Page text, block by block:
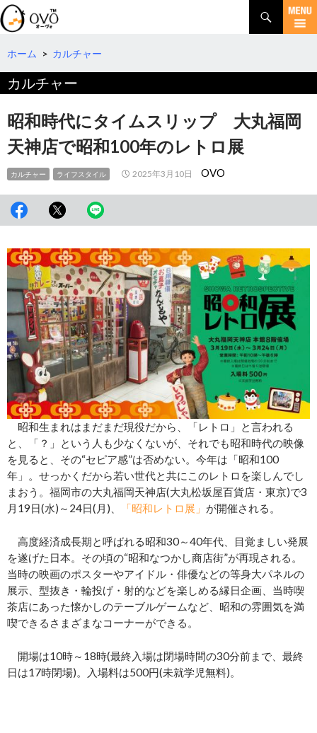
検
索
コ
テ
ツ
へ
移
動
ホーム > カルチャー
カルチャー
昭和時代にタイムスリップ 大丸福岡
天神店で昭和100年のレトロ展
カルチャー ライフスタイル 2025年3月10日 OVO
昭和生まれはまだまだ現役だから、「レトロ」と言われる
と、「？」という人も少なくないが、それでも昭和時代の映像
を見ると、その“セピア感”は否めない。今年は「昭和100
年」。せっかくだから若い世代と共にこのレトロを楽しんでし
まおう。福岡市の大丸福岡天神店(大丸松坂屋百貨店・東京)で3
月19日(水)～24日(月)、
「昭和レトロ展」 が開催される。
高度経済成長期と呼ばれる昭和30～40年代、目覚ましい発展
を遂げた日本。その頃の“昭和なつかし商店街”が再現される。
当時の映画のポスターやアイドル・俳優などの等身大パネルの
展示、型抜き・輪投げ・射的などを楽しめる縁日企画、当時喫
茶店にあった懐かしのテーブルゲームなど、昭和の雰囲気を満
喫できるさまざまなコーナーができる。
開場は10時～18時(最終入場は閉場時間の30分前まで、最終
日は17時閉場)。入場料は500円(未就学児無料)。